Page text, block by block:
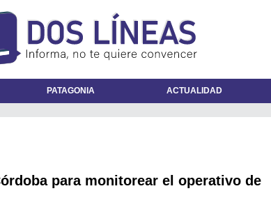
PATAGONIA ACTUALIDAD
para monitorear el operativo de